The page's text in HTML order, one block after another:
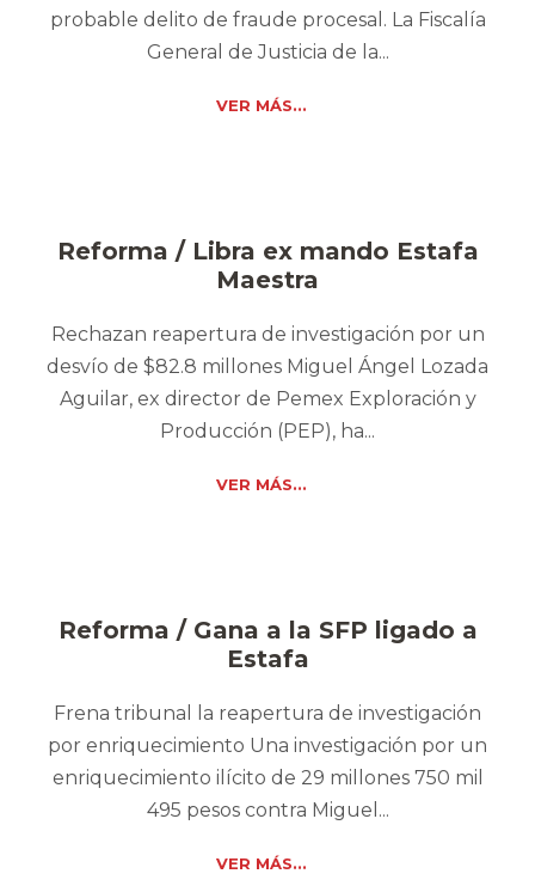
probable delito de fraude procesal. La Fiscalía
General de Justicia de la...
VER MÁS...
Reforma / Libra ex mando Estafa
Maestra
Rechazan reapertura de investigación por un
desvío de $82.8 millones Miguel Ángel Lozada
Aguilar, ex director de Pemex Exploración y
Producción (PEP), ha...
VER MÁS...
Reforma / Gana a la SFP ligado a
Estafa
Frena tribunal la reapertura de investigación
por enriquecimiento Una investigación por un
enriquecimiento ilícito de 29 millones 750 mil
495 pesos contra Miguel...
VER MÁS...